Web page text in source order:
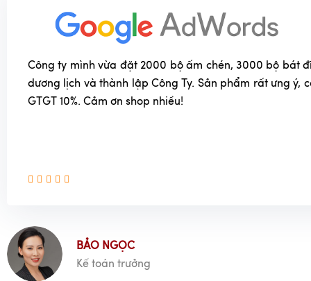
Công ty mình vừa đặt 2000 bộ ấm chén, 3000 bộ bát
dương lịch và thành lập Công Ty. Sản phẩm rất ưng ý,
GTGT 10%. Cảm ơn shop nhiều!
BẢO NGỌC
Kế toán trưởng